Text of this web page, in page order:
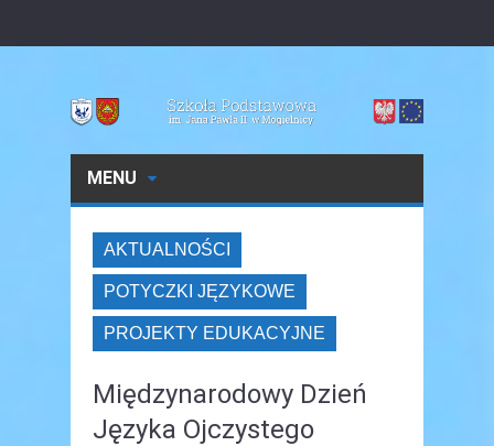
MENU
AKTUALNOŚCI
POTYCZKI JĘZYKOWE
PROJEKTY EDUKACYJNE
Międzynarodowy Dzień
Języka Ojczystego